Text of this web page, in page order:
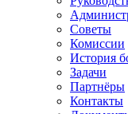
Советы
Комиссии
История
Задачи
Партнёры
Контакты